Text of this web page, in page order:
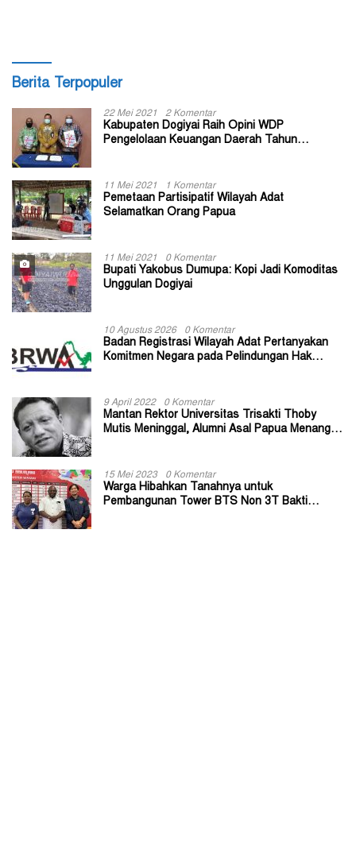
Berita Terpopuler
22 Mei 2021 2 Komentar
Kabupaten Dogiyai Raih Opini WDP
Pengelolaan Keuangan Daerah Tahun
11 Mei 2021 1 Komentar
Pemetaan Partisipatif Wilayah Adat
Selamatkan Orang Papua
11 Mei 2021 0 Komentar
Bupati Yakobus Dumupa: Kopi Jadi Komoditas
Unggulan Dogiyai
10 Agustus 2026 0 Komentar
Badan Registrasi Wilayah Adat Pertanyakan
Komitmen Negara pada Pelindungan Hak
9 April 2022 0 Komentar
Mantan Rektor Universitas Trisakti Thoby
Mutis Meninggal, Alumni Asal Papua Menangis:
15 Mei 2023 0 Komentar
Warga Hibahkan Tanahnya untuk
Pembangunan Tower BTS Non 3T Bakti